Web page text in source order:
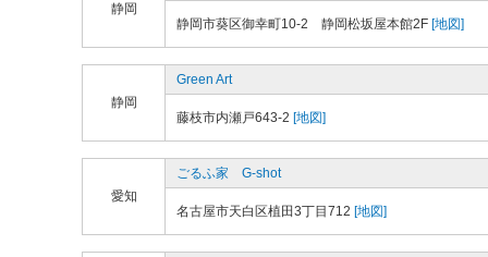
静岡
静岡市葵区御幸町10-2 静岡松坂屋本館2F [地図]
静岡
Green Art
藤枝市内瀬戸643-2 [地図]
愛知
ごるふ家 G-shot
名古屋市天白区植田3丁目712 [地図]